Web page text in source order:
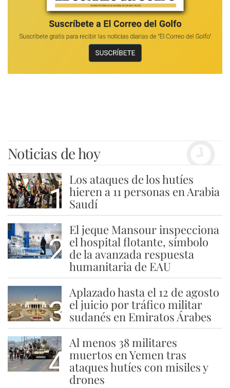
Noticias de hoy
1
Los ataques de los hutíes
hieren a 11 personas en Arabia
Saudí
2
El jeque Mansour inspecciona
el hospital flotante, símbolo
de la avanzada respuesta
humanitaria de EAU
3
Aplazado hasta el 12 de agosto
el juicio por tráfico militar
sudanés en Emiratos Árabes
4
Al menos 38 militares
muertos en Yemen tras
ataques hutíes con misiles y
drones